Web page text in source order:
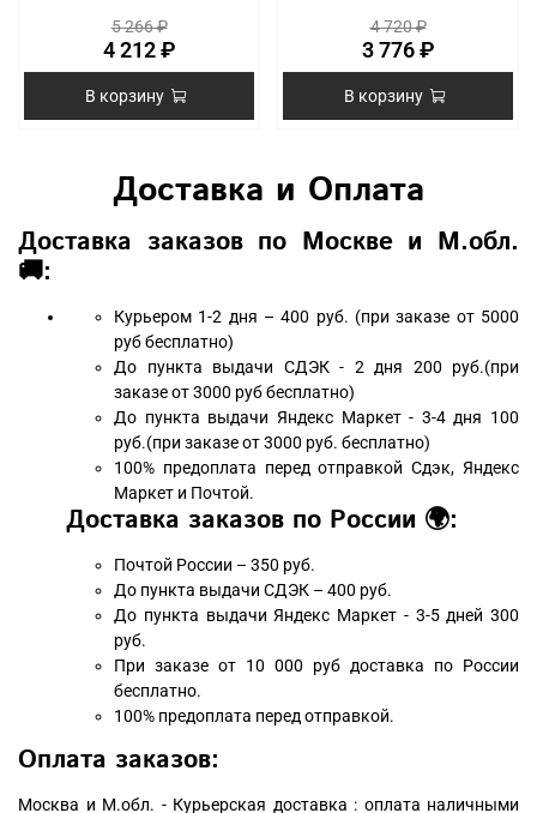
5 266 ₽
4 212 ₽
В корзину
4 720 ₽
3 776 ₽
В корзину
Доставка и Оплата
Доставка заказов по Москве и М.обл.
🚚:
Курьером 1-2 дня – 400 руб. (при заказе от 5000
руб бесплатно)
До пункта выдачи СДЭК - 2 дня 200 руб.(при
заказе от 3000 руб бесплатно)
До пункта выдачи Яндекс Маркет - 3-4 дня 100
руб.(при заказе от 3000 руб. бесплатно)
100% предоплата перед отправкой Сдэк, Яндекс
Маркет и Почтой.
Доставка заказов по России 🌍:
Почтой России – 350 руб.
До пункта выдачи СДЭК – 400 руб.
До пункта выдачи Яндекс Маркет - 3-5 дней 300
руб.
При заказе от 10 000 руб доставка по России
бесплатно.
100% предоплата перед отправкой.
Оплата заказов:
Москва и М.обл. - Курьерская доставка : оплата наличными